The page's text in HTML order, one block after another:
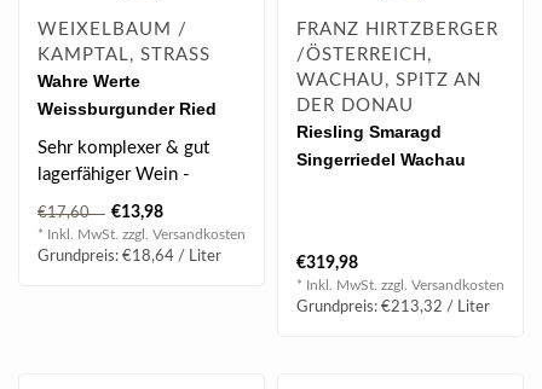
WEIXELBAUM /
KAMPTAL, STRASS
Wahre Werte
Weissburgunder Ried
Gaisberg 2024 0.75 l
Sehr komplexer & gut
lagerfähiger Wein -
Universeller
Speisenbegleiter.
€17,60 €13,98
* Inkl. MwSt. zzgl. Versandkosten
Grundpreis: €18,64 / Liter
FRANZ HIRTZBERGER
/ÖSTERREICH,
WACHAU, SPITZ AN
DER DONAU
Riesling Smaragd
Singerriedel Wachau
€319,98
* Inkl. MwSt. zzgl. Versandkosten
Grundpreis: €213,32 / Liter